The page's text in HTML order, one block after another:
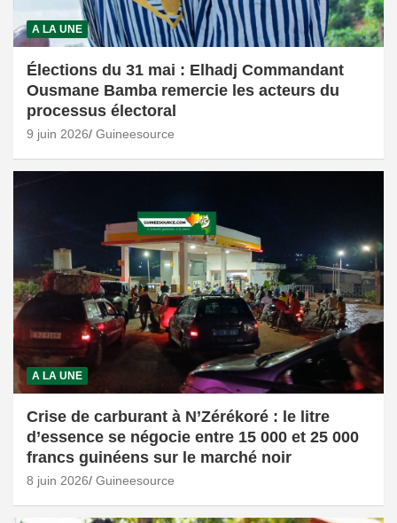
A LA UNE
Élections du 31 mai : Elhadj Commandant
Ousmane Bamba remercie les acteurs du
processus électoral
9 juin 2026 Guineesource
A LA UNE
Crise de carburant à N’Zérékoré : le litre
d’essence se négocie entre 15 000 et 25 000
francs guinéens sur le marché noir
8 juin 2026 Guineesource